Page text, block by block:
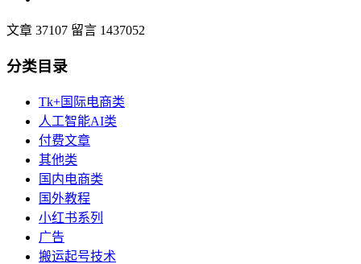
文章 37107 留言 1437052
分类目录
Tk+国际电商类
人工智能AI类
付费文章
其他类
国内电商类
国外教程
小红书系列
广告
搬运起号技术